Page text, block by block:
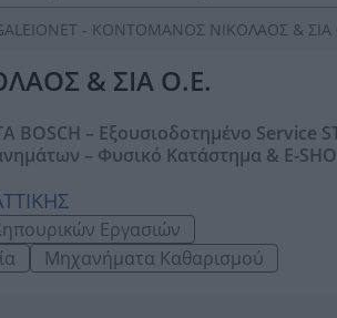
- ΚΟΝΤΟΜΑΝΟΣ ΝΙΚΟΛΑΟΣ & ΣΙΑ
& ΣΙΑ Ο.Ε.
– Εξουσιοδοτημένο Service
– Φυσικό Κατάστημα & E-
Εργασιών
Μηχανήματα Καθαρισμού